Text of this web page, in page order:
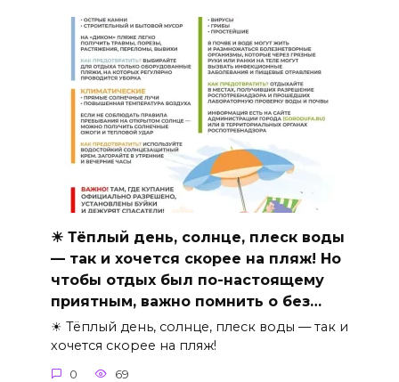
☀ Тёплый день, солнце, плеск воды
— так и хочется скорее на пляж! Но
чтобы отдых был по-настоящему
приятным, важно помнить о без…
☀ Тёплый день, солнце, плеск воды — так и
хочется скорее на пляж!
0 69